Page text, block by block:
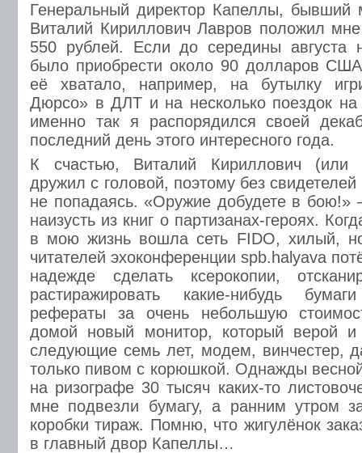
Генеральный директор Капеллы, бывший
Виталий Кириллович Лавров положил
550 рублей. Если до середины августа
было приобрести около 90 долларов
её хватало, например, на бутылку
Дюрсо» в ДЛТ и на несколько поездок на
именно так я распорядился своей
последний день этого интересного года.
К счастью, Виталий Кириллович (или
дружил с головой, поэтому без
не попадаясь. «Оружие добудете в бою!»
наизусть из книг о партизанах-героях.
в мою жизнь вошла сеть FIDO, хилый,
читателей эхоконференции spb.halyava
надежде сделать ксерокопии,
растиражировать какие-нибудь
рефераты за очень небольшую
домой новый монитор, который верой и
следующие семь лет, модем, винчестер,
только пивом с корюшкой. Однажды
на ризографе 30 тысяч каких-то
мне подвезли бумагу, а ранним утром
коробки тираж. Помню, что жигулёнок
в главный двор Капеллы…